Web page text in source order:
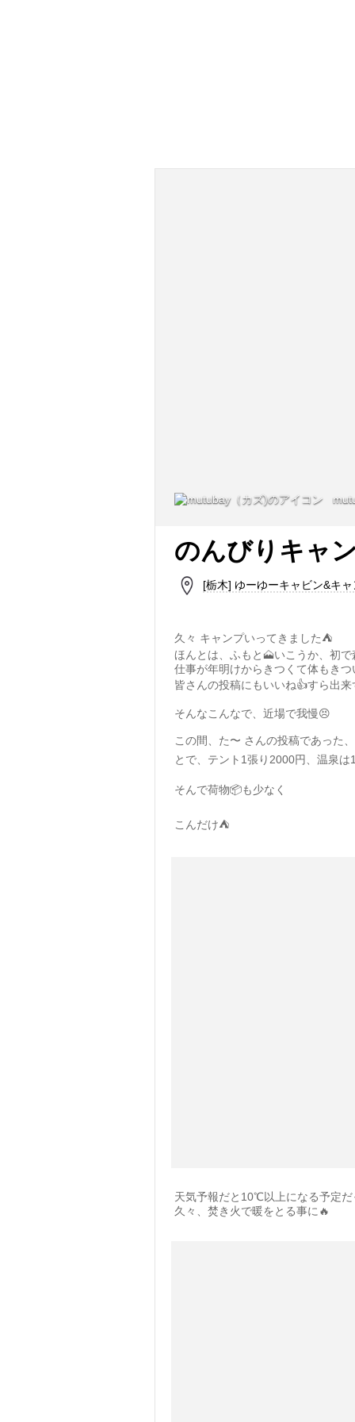
のんびりキャ
[栃木] ゆーゆーキャビン&キ
久々 キャンプいってきました⛺️
ほんとは、ふもと🗻いこうか、初
仕事が年明けからきつくて体もきつ
皆さんの投稿にもいいね👍すら出来
そんなこんなで、近場で我慢😣
この間、た〜 さんの投稿であった
とで、テント1張り2000円、温泉
そんで荷物📦も少なく
こんだけ⛺️
天気予報だと10℃以上になる予定だ
久々、焚き火で暖をとる事に🔥